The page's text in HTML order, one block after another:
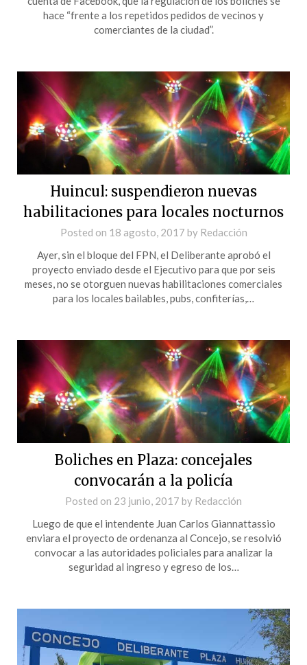
hace “frente a los repetidos pedidos de vecinos y
comerciantes de la ciudad”.
Huincul: suspendieron nuevas
habilitaciones para locales nocturnos
Posted on 18 agosto, 2017 by Redacción
Ayer, sin el bloque del FPN, el Deliberante aprobó el
proyecto enviado desde el Ejecutivo para que por seis
meses, no se otorguen nuevas habilitaciones comerciales
para los locales bailables, pubs, confiterías,…
Boliches en Plaza: concejales
convocarán a la policía
Posted on 23 junio, 2017 by Redacción
Luego de que el intendente Juan Carlos Giannattassio
enviara el proyecto de ordenanza al Concejo, se resolvió
convocar a las autoridades policiales para analizar la
seguridad al ingreso y egreso de los…